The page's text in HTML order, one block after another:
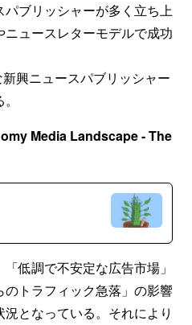
ブリッシャーが多く立ち上
ュースレターモデルで成功
興ニュースパブリッシャー
Media Landscape - The
低調で不安定な広告市場」
のトラフィック急落」の影響
となっている。それにより